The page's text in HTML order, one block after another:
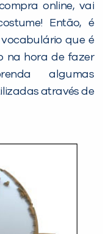
online, vai
Então, é
que é
na hora de fazer
algumas
através de